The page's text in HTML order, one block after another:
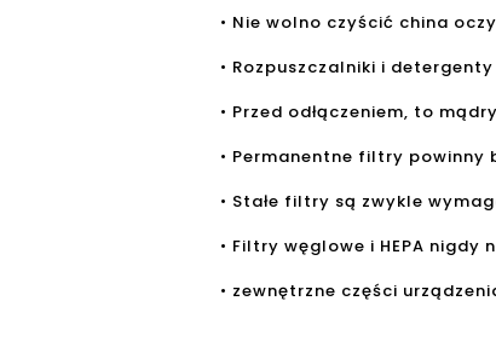
• Nie wolno czyścić china
• Rozpuszczalniki i
• Przed odłączeniem, to
• Permanentne filtry
• Stałe filtry są zwykle
• Filtry węglowe i HEPA
• zewnętrzne części